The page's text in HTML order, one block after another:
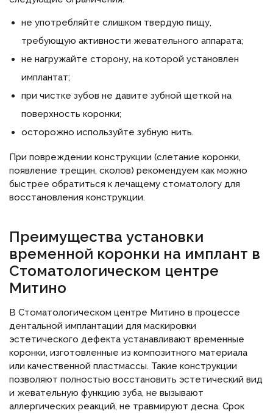
не употребляйте слишком твердую пищу,
требующую активности жевательного аппарата;
не нагружайте сторону, на которой установлен
имплантат;
при чистке зубов не давите зубной щеткой на
поверхность коронки;
осторожно используйте зубную нить.
При повреждении конструкции (слетание коронки,
появление трещин, сколов) рекомендуем как можно
быстрее обратиться к лечащему стоматологу для
восстановления конструкции.
Преимущества установки
временной коронки на имплант в
Стоматологическом центре
Митино
В Стоматологическом центре Митино в процессе
дентальной имплантации для маскировки
эстетического дефекта устанавливают временные
коронки, изготовленные из композитного материала
или качественной пластмассы. Такие конструкции
позволяют полностью восстановить эстетический вид
и жевательную функцию зуба, не вызывают
аллергических реакций, не травмируют десна. Срок